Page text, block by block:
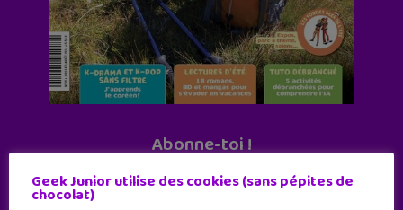
Abonne-toi !
11 numéros par an
Geek Junior utilise des cookies (sans pépites de
chocolat)